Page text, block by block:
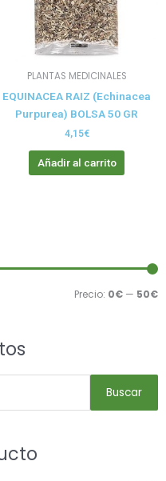
PLANTAS MEDICINALES
EQUINACEA RAIZ (Echinacea
Purpurea) BOLSA 50 GR
4,15€
Añadir al carrito
Precio: 0€ — 50€
Buscar